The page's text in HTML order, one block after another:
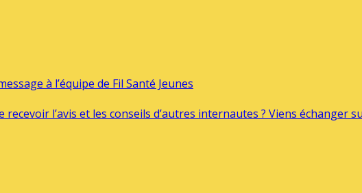
à l’équipe de Fil Santé Jeunes
l’avis et les conseils d’autres internautes ? Viens échanger